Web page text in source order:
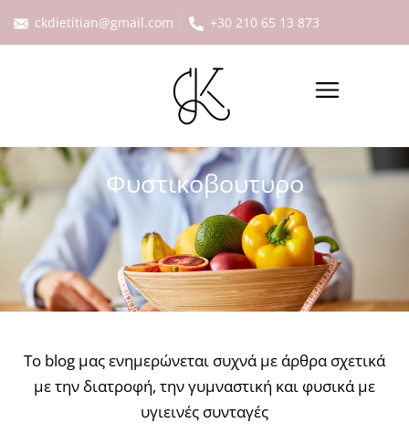
ckdietitian@gmail.com +30 210 65 13 873
Φυστικοβουτυρο
Το blog μας ενημερώνεται συχνά με άρθρα σχετικά
με την διατροφή, την γυμναστική και φυσικά με
υγιεινές συνταγές